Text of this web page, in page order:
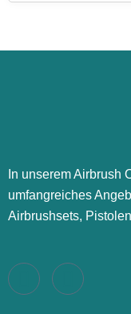
In unserem Airbrush
umfangreiches
Airbrushsets,